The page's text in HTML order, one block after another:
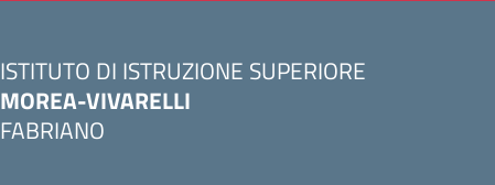
ISTITUTO DI ISTRUZIONE SUPERIORE
MOREA-VIVARELLI
FABRIANO